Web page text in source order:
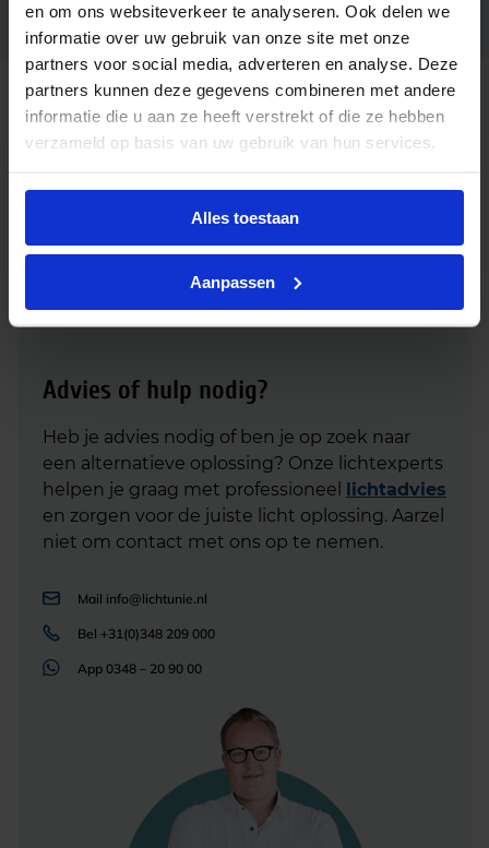
en om ons websiteverkeer te analyseren. Ook delen we
informatie over uw gebruik van onze site met onze
partners voor social media, adverteren en analyse. Deze
partners kunnen deze gegevens combineren met andere
informatie die u aan ze heeft verstrekt of die ze hebben
verzameld op basis van uw gebruik van hun services.
Alles toestaan
Aanpassen
8719514347526
Fabrikantnaam
CorePro LEDCandleND6.5-
60WB35 E14 840FRG
Downloads
Download productsheet Philips CorePro LED candle 6.5W 840
Advies of hulp nodig?
Heb je advies nodig of ben je op zoek naar
een alternatieve oplossing? Onze lichtexperts
helpen je graag met professioneel lichtadvies
en zorgen voor de juiste licht oplossing. Aarzel
niet om contact met ons op te nemen.
Mail info@lichtunie.nl
Bel +31(0)348 209 000
App 0348 – 20 90 00